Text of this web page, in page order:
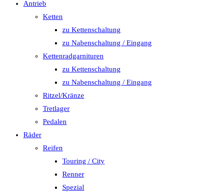
Antrieb
Ketten
zu Kettenschaltung
zu Nabenschaltung / Eingang
Kettenradgarnituren
zu Kettenschaltung
zu Nabenschaltung / Eingang
Ritzel/Kränze
Tretlager
Pedalen
Räder
Reifen
Touring / City
Renner
Spezial